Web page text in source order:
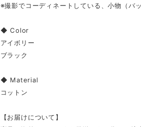
※撮影でコーディネートしている、小物（バ
◆ Color
アイボリー
ブラック
◆ Material
コットン
【お届けについて】